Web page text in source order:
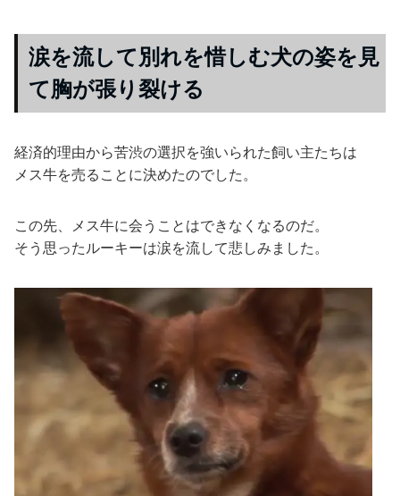
涙を流して別れを惜しむ犬の姿を見
て胸が張り裂ける
経済的理由から苦渋の選択を強いられた飼い主たちは
メス牛を売ることに決めたのでした。
この先、メス牛に会うことはできなくなるのだ。
そう思ったルーキーは涙を流して悲しみました。